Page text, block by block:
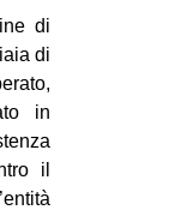
di
di
in
il